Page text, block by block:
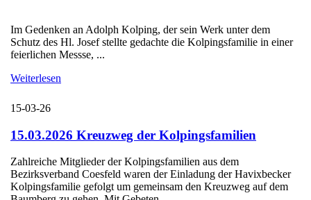
Im Gedenken an Adolph Kolping, der sein Werk unter dem
Schutz des Hl. Josef stellte gedachte die Kolpingsfamilie in einer
feierlichen Messse, ...
Weiterlesen
15-03-26
15.03.2026 Kreuzweg der Kolpingsfamilien
Zahlreiche Mitglieder der Kolpingsfamilien aus dem
Bezirksverband Coesfeld waren der Einladung der Havixbecker
Kolpingsfamilie gefolgt um gemeinsam den Kreuzweg auf dem